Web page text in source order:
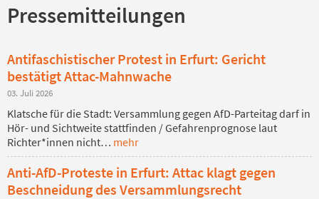
Pressemitteilungen
Antifaschistischer Protest in Erfurt: Gericht
bestätigt Attac-Mahnwache
03. Juli 2026
Klatsche für die Stadt: Versammlung gegen AfD-Parteitag darf in
Hör- und Sichtweite stattfinden / Gefahrenprognose laut
Richter*innen nicht… mehr
Anti-AfD-Proteste in Erfurt: Attac klagt gegen
Beschneidung des Versammlungsrecht